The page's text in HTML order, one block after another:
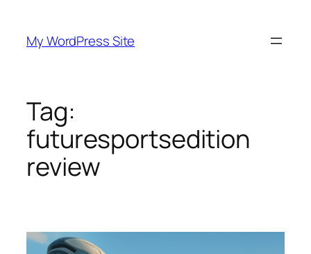
content
My WordPress Site
Tag:
futuresportsedition
review